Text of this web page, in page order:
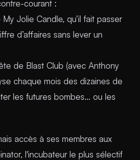
courant :
Jolie Candle, qu’il fait passer
d’affaires sans lever un
de Blast Club (avec Anthony
chaque mois des dizaines de
les futures bombes… ou les
accès à ses membres aux
l'incubateur le plus sélectif